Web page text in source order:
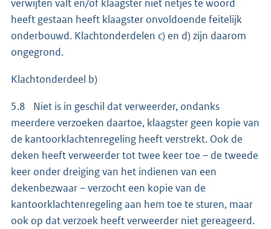
verwijten valt en/of klaagster niet netjes te woord
heeft gestaan heeft klaagster onvoldoende feitelijk
onderbouwd. Klachtonderdelen c) en d) zijn daarom
ongegrond.
Klachtonderdeel b)
5.8 Niet is in geschil dat verweerder, ondanks
meerdere verzoeken daartoe, klaagster geen kopie van
de kantoorklachtenregeling heeft verstrekt. Ook de
deken heeft verweerder tot twee keer toe – de tweede
keer onder dreiging van het indienen van een
dekenbezwaar – verzocht een kopie van de
kantoorklachtenregeling aan hem toe te sturen, maar
ook op dat verzoek heeft verweerder niet gereageerd.